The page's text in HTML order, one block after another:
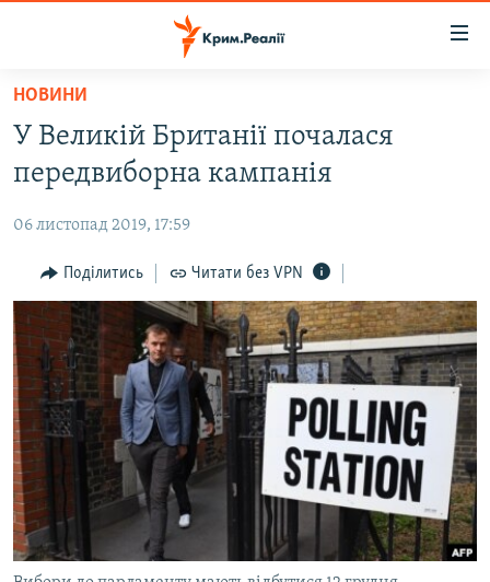
Перейти
основного
матеріалу
Перейти
до
навігації
Перейти
до
пошуку
ВІДЕО ТА ФОТО
ПОЛІТИКА
БЛОГИ
ПОГЛЯД
ІНТЕРВ'Ю
ВСЕ ЗА ДЕНЬ
СПЕЦПРОЕКТИ
ДЕПОРТАЦІЯ
ВІДЕОУРОКИ «ELIFBE»
СВІДЧЕННЯ ОКУПАЦІЇ
ЯК ОБІЙТИ БЛОКУВАННЯ
Русский
Qırımtatar
НОВИНИ
У Великій Британії почалася
передвиборна кампанія
06 листопад 2019, 17:59
Поділитись Читати без VPN